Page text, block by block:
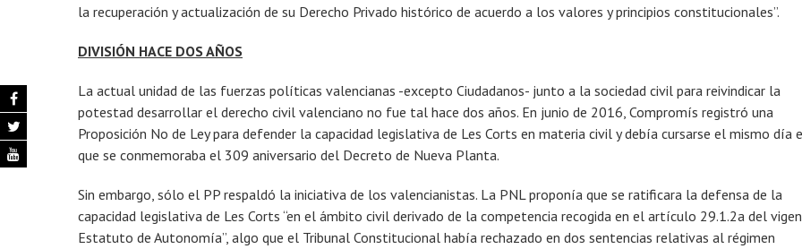
la recuperación y actualización de su Derecho Privado histórico de acuerdo a los valores y principios constitucionales”.
DIVISIÓN HACE DOS AÑOS
La actual unidad de las fuerzas políticas valencianas -excepto Ciudadanos- junto a la sociedad civil para reivindicar la
potestad desarrollar el derecho civil valenciano no fue tal hace dos años. En junio de 2016, Compromís registró una
Proposición No de Ley para defender la capacidad legislativa de Les Corts en materia civil y debía cursarse el mismo día
que se conmemoraba el 309 aniversario del Decreto de Nueva Planta.
Sin embargo, sólo el PP respaldó la iniciativa de los valencianistas. La PNL proponía que se ratificara la defensa de la
capacidad legislativa de Les Corts “en el ámbito civil derivado de la competencia recogida en el artículo 29.1.2a del
Estatuto de Autonomía”, algo que el Tribunal Constitucional había rechazado en dos sentencias relativas al régimen